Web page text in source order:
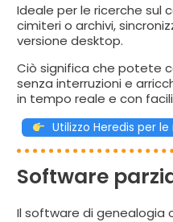
Ideale per le ricerche sul
cimiteri o archivi,
versione desktop.
Ciò significa che potete
senza interruzioni e
in tempo reale e con
Utilizzo Heredis per
Software
Il software di genealogia